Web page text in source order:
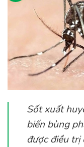
Sốt xuất
biến bùng
được điều trị